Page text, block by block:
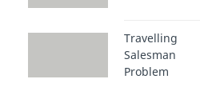
Travelling
Salesman
Problem